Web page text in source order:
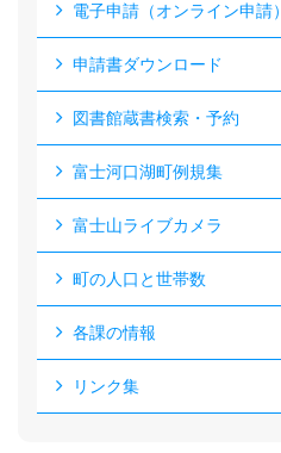
電子申請（オンライン申請）
申請書ダウンロード
図書館蔵書検索・予約
富士河口湖町例規集
富士山ライブカメラ
町の人口と世帯数
各課の情報
リンク集